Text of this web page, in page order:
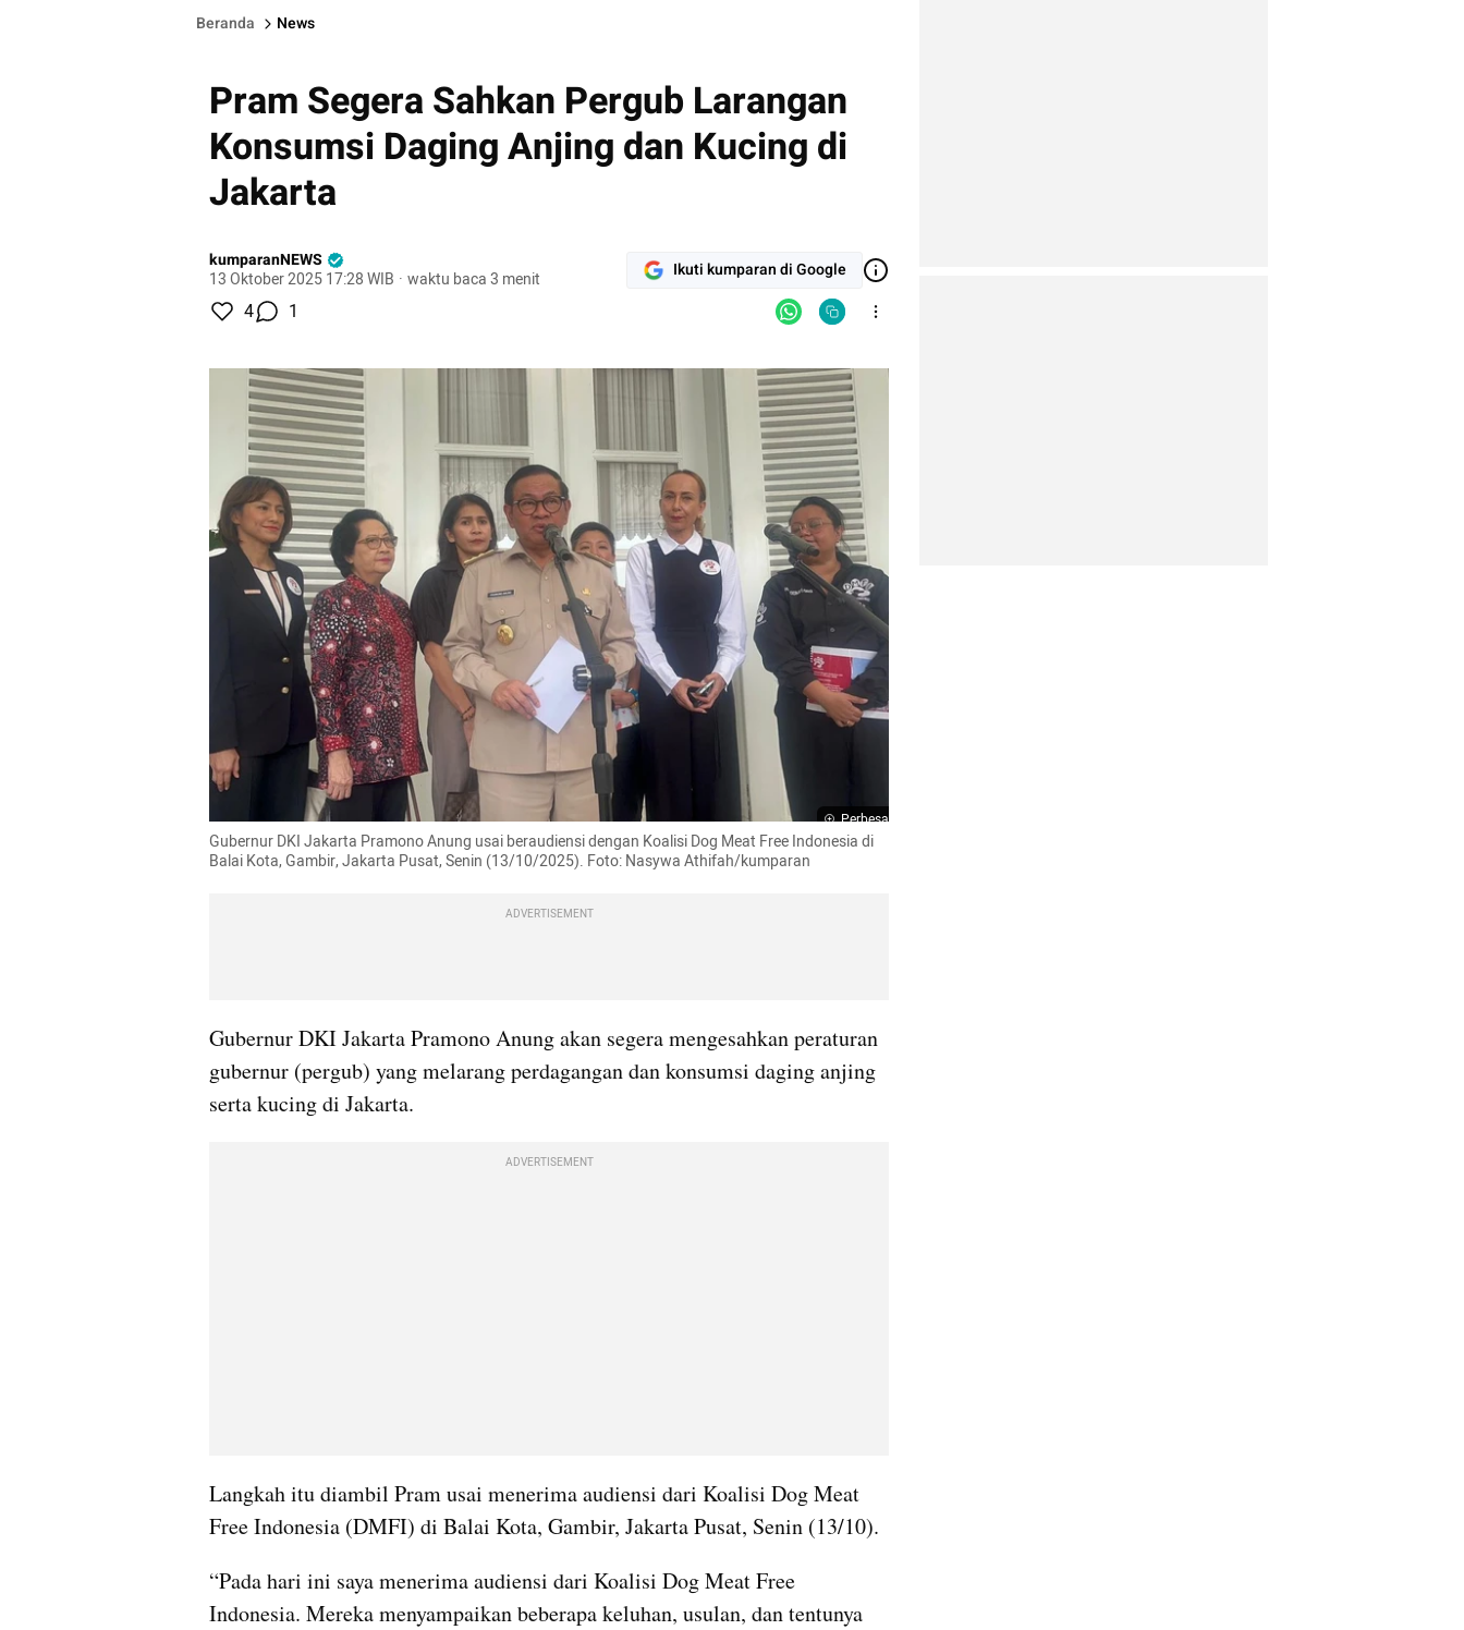
Beranda News
Pram Segera Sahkan Pergub Larangan
Konsumsi Daging Anjing dan Kucing di
Jakarta
kumparanNEWS
13 Oktober 2025 17:28 WIB · waktu baca 3 menit Ikuti kumparan di Google
4 1
Perbesar
Gubernur DKI Jakarta Pramono Anung usai beraudiensi dengan Koalisi Dog Meat Free Indonesia di
Balai Kota, Gambir, Jakarta Pusat, Senin (13/10/2025). Foto: Nasywa Athifah/kumparan
ADVERTISEMENT
Gubernur DKI Jakarta Pramono Anung akan segera mengesahkan peraturan
gubernur (pergub) yang melarang perdagangan dan konsumsi daging anjing
serta kucing di Jakarta.
ADVERTISEMENT
Langkah itu diambil Pram usai menerima audiensi dari Koalisi Dog Meat
Free Indonesia (DMFI) di Balai Kota, Gambir, Jakarta Pusat, Senin (13/10).
“Pada hari ini saya menerima audiensi dari Koalisi Dog Meat Free
Indonesia. Mereka menyampaikan beberapa keluhan, usulan, dan tentunya